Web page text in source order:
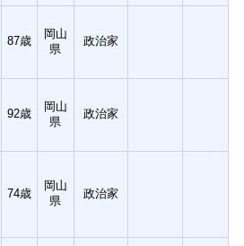
87歳
岡山
県
政治家
92歳
岡山
県
政治家
74歳
岡山
県
政治家